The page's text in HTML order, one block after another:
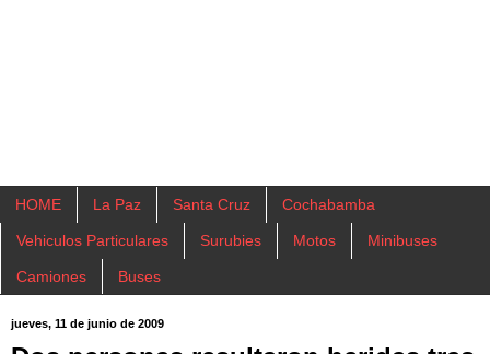
HOME La Paz Santa Cruz Cochabamba
Vehiculos Particulares Surubies Motos Minibuses
Camiones Buses
jueves, 11 de junio de 2009